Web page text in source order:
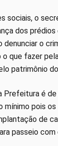
sociais, o
dos
denunciar o
que fazer
patrimônio
é
mínimo pois
de
passeio